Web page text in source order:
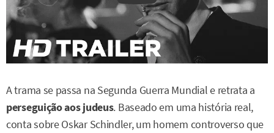
A trama se passa na Segunda Guerra Mundial e retrata a
perseguição aos judeus. Baseado em uma história real,
conta sobre Oskar Schindler, um homem controverso que